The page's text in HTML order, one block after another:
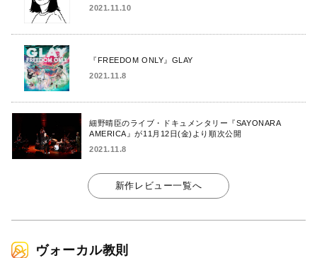
2021.11.10
『FREEDOM ONLY』GLAY
2021.11.8
細野晴臣のライブ・ドキュメンタリー『SAYONARA
AMERICA』が11月12日(金)より順次公開
2021.11.8
新作レビュー一覧へ
ヴォーカル教則